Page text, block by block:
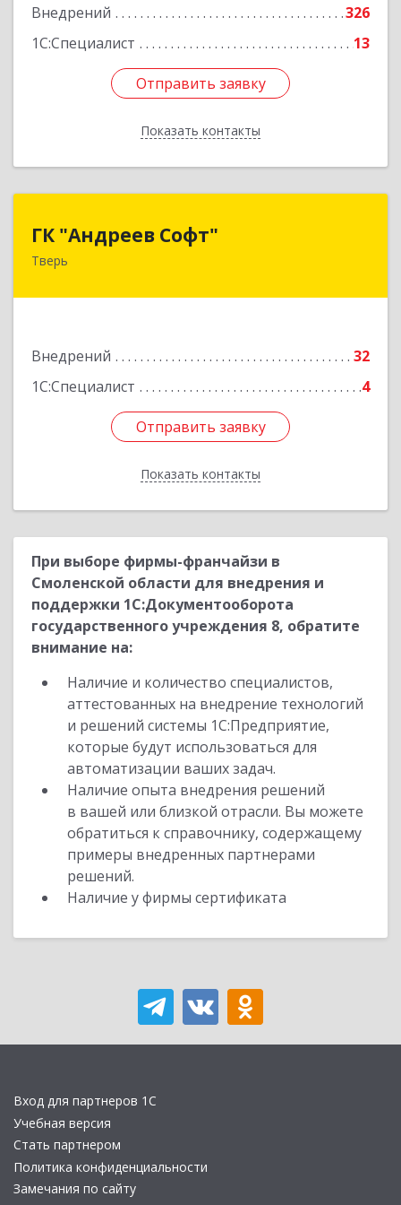
Внедрений
326
1С:Специалист
13
Отправить заявку
Показать контакты
Отправить заявку
Назад
ГК "Андреев Софт"
Тверь
Внедрений
32
1С:Специалист
4
Отправить заявку
Показать контакты
ГК "Андреев Софт"
170000, Тверская обл, Тверь г, Новоторжская
Отправить заявку
Назад
При выборе фирмы-франчайзи в
Смоленской области для внедрения и
поддержки 1С:Документооборота
государственного учреждения 8, обратите
внимание на:
Наличие и количество специалистов,
аттестованных на внедрение технологий
и решений системы 1С:Предприятие,
которые будут использоваться для
автоматизации ваших задач.
Наличие опыта внедрения решений
в вашей или близкой отрасли. Вы можете
обратиться к справочнику, содержащему
примеры внедренных партнерами
решений.
Наличие у фирмы сертификата
Вход для партнеров 1С
Учебная версия
Стать партнером
Политика конфиденциальности
Замечания по сайту